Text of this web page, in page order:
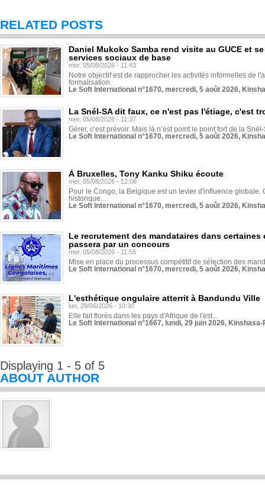
RELATED POSTS
Daniel Mukoko Samba rend visite au GUCE et
services sociaux de base
mer, 05/08/2026 - 11:43
Notre objectif est de rapprocher les activités informelles de
formalisation.
Le Soft International n°1670, mercredi, 5 août 2026,
La Snél-SA dit faux, ce n'est pas l'étiage, c'est
mer, 05/08/2026 - 11:37
Gérer, c’est prévoir. Mais là n’est point le point fort de la
Le Soft International n°1670, mercredi, 5 août 2026,
À Bruxelles, Tony Kanku Shiku écoute
mer, 05/08/2026 - 12:06
Pour le Congo, la Belgique est un levier d'influence globale.
historique...
Le Soft International n°1670, mercredi, 5 août 2026,
Le recrutement des mandataires dans
passera par un concours
mer, 05/08/2026 - 11:55
Mise en place du processus compétitif de sélection des
Le Soft International n°1670, mercredi, 5 août 2026,
L'esthétique ongulaire atterrit à Bandundu Ville
lun, 29/06/2026 - 10:30
Elle fait florès dans les pays d'Afrique de l'est...
Le Soft International n°1667, lundi, 29 juin 2026,
Displaying 1 - 5 of 5
ABOUT AUTHOR